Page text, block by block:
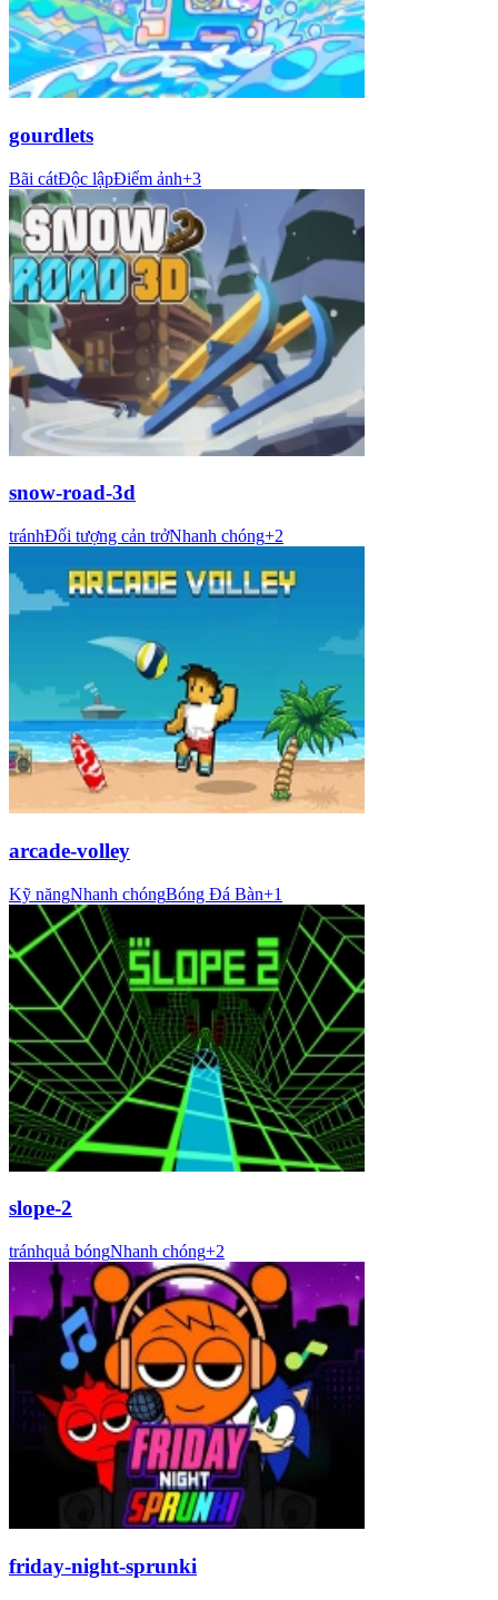
gourdlets
Bãi cátĐộc lậpĐiểm ảnh+3
snow-road-3d
tránhĐối tượng cản trởNhanh chóng+2
arcade-volley
Kỹ năngNhanh chóngBóng Đá Bàn+1
slope-2
tránhquả bóngNhanh chóng+2
friday-night-sprunki